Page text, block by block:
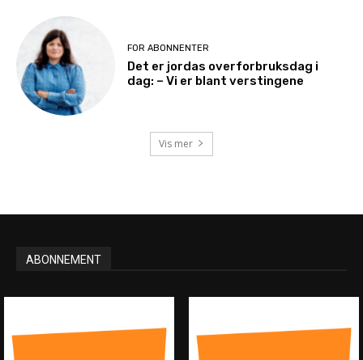
FOR ABONNENTER
Det er jordas overforbruksdag i
dag: – Vi er blant verstingene
Vis mer
ABONNEMENT